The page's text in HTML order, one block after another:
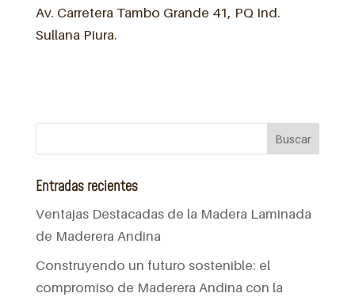
Av. Carretera Tambo Grande 41, PQ Ind.
Sullana Piura.
Entradas recientes
Ventajas Destacadas de la Madera Laminada
de Maderera Andina
Construyendo un futuro sostenible: el
compromiso de Maderera Andina con la